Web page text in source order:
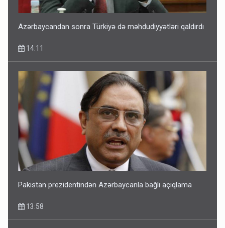
Azərbaycandan sonra Türkiyə də məhdudiyyətləri qaldırdı
14:11
Pakistan prezidentindən Azərbaycanla bağlı açıqlama
13:58